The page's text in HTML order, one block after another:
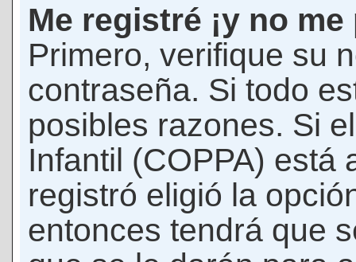
Me registré ¡y no
Primero, verifique su
contraseña. Si todo
posibles razones. Si
Infantil (COPPA) está
registró eligió la
entonces tendrá que